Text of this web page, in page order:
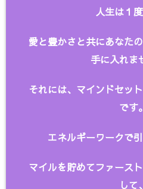
人生は１度
愛と豊かさと共にあなた
手に入れま
それには、マインドセッ
です。
エネルギーワークで引
マイルを貯めてファース
して、